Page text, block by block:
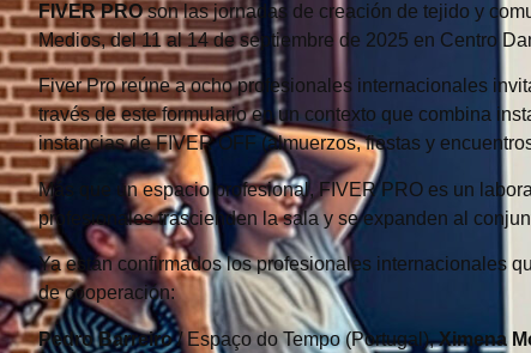
FIVER PROson las jornadas de creación de tejido y
Medios, del 11 al 14 de septiembre de 2025 en Centro
Fiver Pro reúne a ocho profesionales internacionales
través de este formulario en un contexto que combina
instancias de FIVER OFF (almuerzos, fiestas y
Más que un espacio profesional, FIVER PRO es un
profesionales trascienden la sala y se expanden al
Ya están confirmados los profesionales internacionales
de cooperación:
Pedro Barreiro/ Espaço do Tempo (Portugal),Ximena